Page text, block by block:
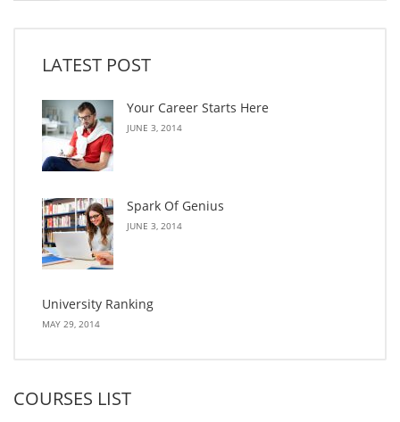
LATEST POST
Your Career Starts Here
JUNE 3, 2014
Spark Of Genius
JUNE 3, 2014
University Ranking
MAY 29, 2014
COURSES LIST